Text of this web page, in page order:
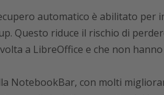
automatico è abilitato per
Questo riduce il rischio di
a LibreOffice e che non
NotebookBar, con molti